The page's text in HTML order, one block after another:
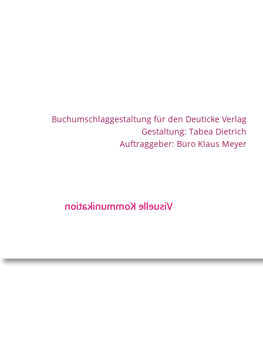
Buchumschlaggestaltung für den Deuticke Verlag
Gestaltung: Tabea Dietrich
Auftraggeber: Büro Klaus Meyer
Visuelle Kommunikation